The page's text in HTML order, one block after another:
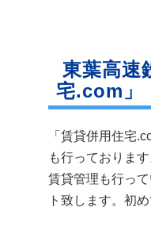
東葉高速
宅.com」
「賃貸併用住宅
も行っておりま
賃貸管理も行っ
ト致します。初